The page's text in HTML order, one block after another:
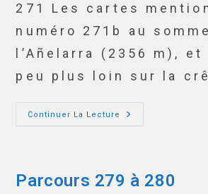
271 Les cartes
numéro 271b au
l’Añelarra (2356 m), et
peu plus loin sur la
Continuer La Lecture
Parcours 279 à 280